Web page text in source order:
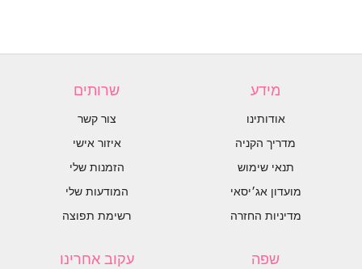
מידע
אודותינו
מדריך הקניה
תנאי שימוש
מועדון אג׳יסאי
מדיניות החזרה
שרותים
צור קשר
איזור אישי
הזמנות שלי
המודעות שלי
רשימת תפוצה
שפה עקוב אחרינו